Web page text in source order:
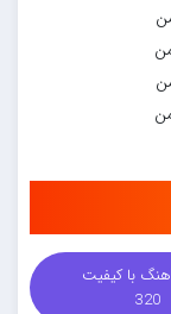
با کیفیت
320